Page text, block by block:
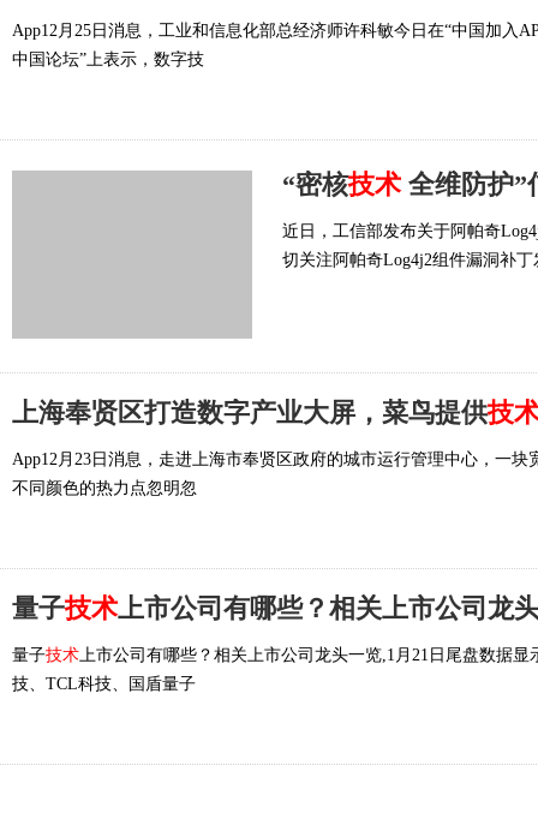
App12月25日消息，工业和信息化部总经济师许科敏今日在“中国加入
中国论坛”上表示，数字技
“密核技术全维防护”信源
近日，工信部发布关于阿帕奇
切关注阿帕奇Log4j2组件漏洞补
上海奉贤区打造数字产业大屏，菜鸟提供技
App12月23日消息，走进上海市奉贤区政府的城市运行管理中心，一
不同颜色的热力点忽明忽
量子技术上市公司有哪些？相关上市公司龙
量子技术上市公司有哪些？相关上市公司龙头一览,1月21日尾盘数据显
技、TCL科技、国盾量子